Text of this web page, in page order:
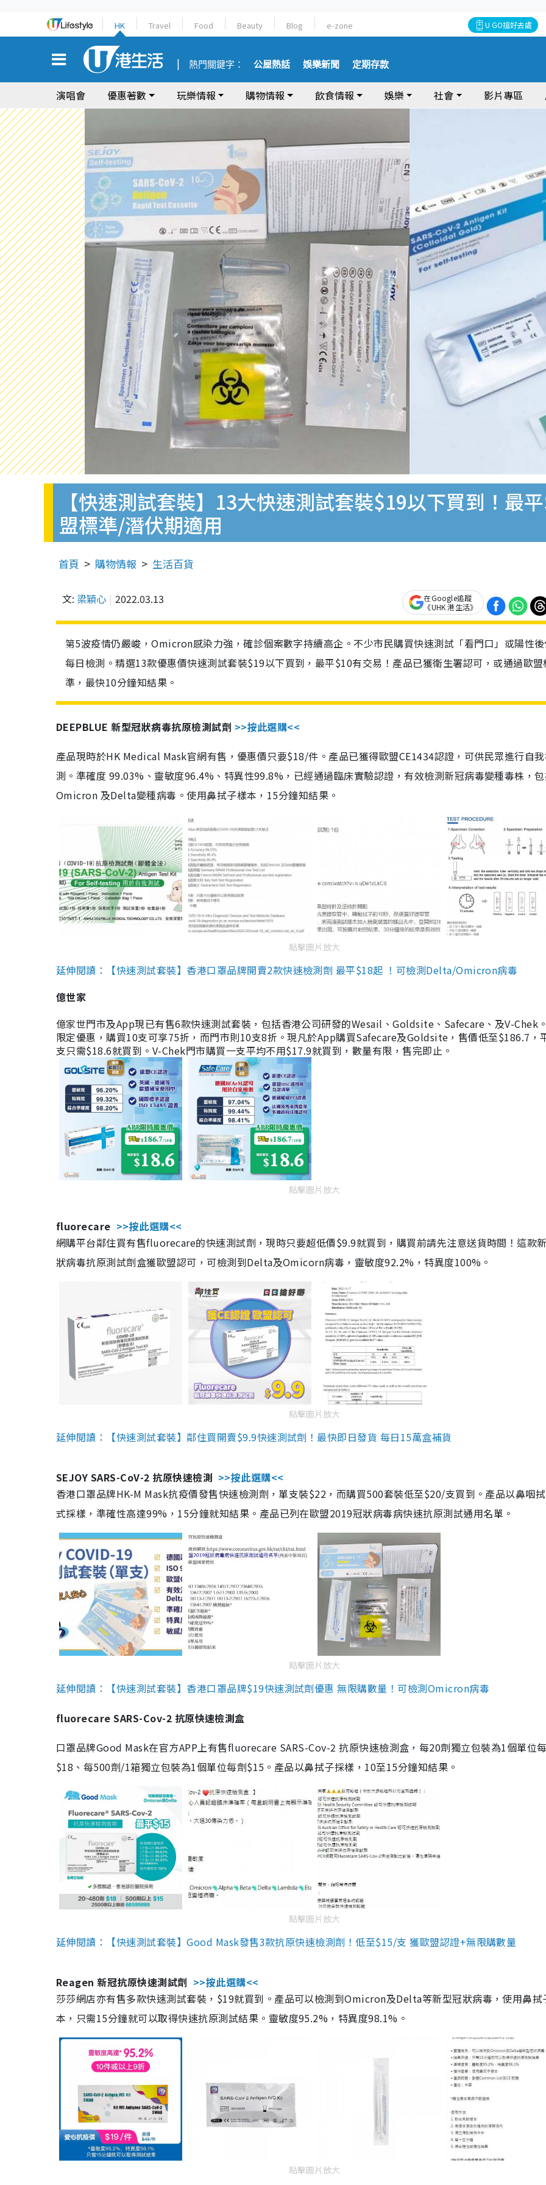
HK Travel Food Beauty Blog e-zone U GO搵好去處
熱門關鍵字： 公屋熱話 娛樂新聞 定期存款
演唱會 優惠著數 玩樂情報 購物情報 飲食情報 娛樂 社會 影片專區
【快速測試套裝】13大快速測試套裝$19以下買到！最
盟標準/潛伏期適用
首頁 購物情報 生活百貨
文: 梁穎心 2022.03.13
在Google追蹤
《UHK 港生活》
第5波疫情仍嚴峻，Omicron感染力強，確診個案數字持續高企。不少市民購買快速測試「看門口」或陽性
每日檢測。精選13款優惠價快速測試套裝$19以下買到，最平$10有交易！產品已獲衛生署認可，或通過歐盟
準，最快10分鐘知結果。
DEEPBLUE 新型冠狀病毒抗原檢測試劑 >>按此選購<<
產品現時於HK Medical Mask官網有售，優惠價只要$18/件。產品已獲得歐盟CE1434認證，可供民眾進行自
測。準確度 99.03%、靈敏度96.4%、特異性99.8%，已經通過臨床實驗認證，有效檢測新冠病毒變種毒株，
Omicron 及Delta變種病毒。使用鼻拭子樣本，15分鐘知結果。
點擊圖片放大
延伸閱讀：【快速測試套裝】香港口罩品牌開賣2款快速檢測劑 最平$18起 ！可檢測Delta/Omicron病毒
億世家
億家世門市及App現已有售6款快速測試套裝，包括香港公司研發的Wesail、Goldsite、Safecare、及V-Chek
限定優惠，購買10支可享75折，而門市則10支8折。現凡於App購買Safecare及Goldsite，售價低至$186.7，
支只需$18.6就買到。V-Chek門市購買一支平均不用$17.9就買到，數量有限，售完即止。
點擊圖片放大
fluorecare >>按此選購<<
網購平台鄰住買有售fluorecare的快速測試劑，現時只要超低價$9.9就買到，購買前請先注意送貨時間！這款
狀病毒抗原測試劑盒獲歐盟認可，可檢測到Delta及Omicorn病毒，靈敏度92.2%，特異度100%。
點擊圖片放大
延伸閱讀：【快速測試套裝】鄰住買開賣$9.9快速測試劑！最快即日發貨 每日15萬盒補貨
SEJOY SARS-CoV-2 抗原快速檢測 >>按此選購<<
香港口罩品牌HK-M Mask抗疫價發售快速檢測劑，單支裝$22，而購買500套裝低至$20/支買到。產品以鼻咽
式採樣，準確性高達99%，15分鐘就知結果。產品已列在歐盟2019冠狀病毒病快速抗原測試通用名單。
點擊圖片放大
延伸閱讀：【快速測試套裝】香港口罩品牌$19快速測試劑優惠 無限購數量！可檢測Omicron病毒
fluorecare SARS-Cov-2 抗原快速檢測盒
口罩品牌Good Mask在官方APP上有售fluorecare SARS-Cov-2 抗原快速檢測盒，每20劑獨立包裝為1個單位
$18、每500劑/1箱獨立包裝為1個單位每劑$15。產品以鼻拭子採樣，10至15分鐘知結果。
點擊圖片放大
延伸閱讀：【快速測試套裝】Good Mask發售3款抗原快速檢測劑！低至$15/支 獲歐盟認證+無限購數量
Reagen 新冠抗原快速測試劑 >>按此選購<<
莎莎網店亦有售多款快速測試套裝，$19就買到。產品可以檢測到Omicron及Delta等新型冠狀病毒，使用鼻拭
本，只需15分鐘就可以取得快速抗原測試結果。靈敏度95.2%，特異度98.1%。
點擊圖片放大